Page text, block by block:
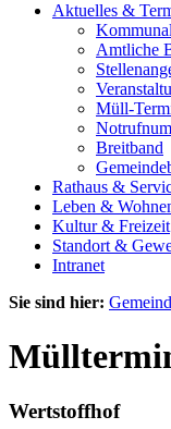
Aktuelles &
Amtliche
Müll-
Breitband
Rathaus &
Leben &
Kultur & Freizeit
Standort &
Intranet
Sie sind hier:
Wertstoffhof